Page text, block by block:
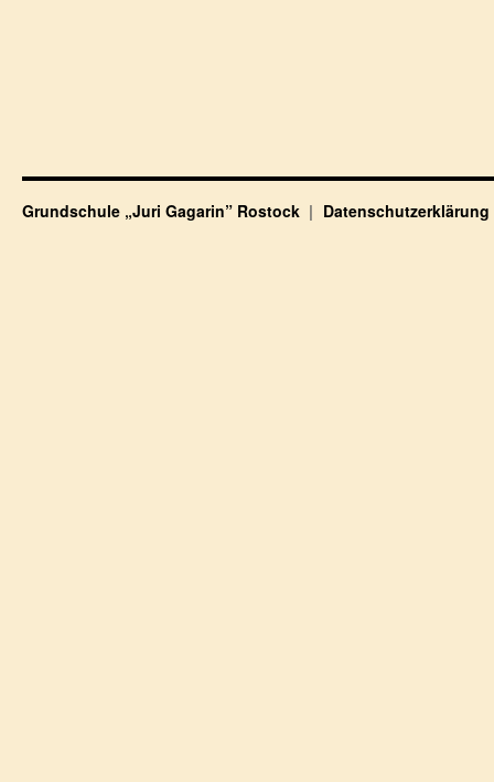
Grundschule „Juri Gagarin” Rostock Datenschutzerklärung